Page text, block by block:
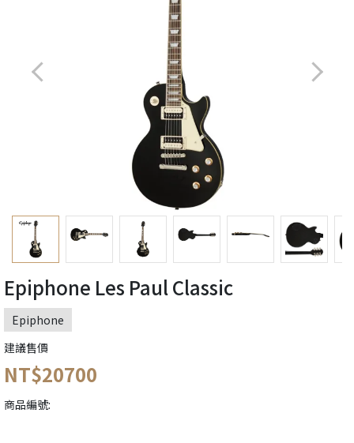
Epiphone Les Paul Classic
Epiphone
建議售價
NT$20700
商品編號: